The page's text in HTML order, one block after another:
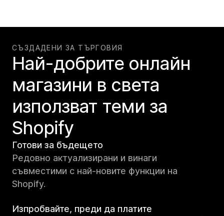
СЪЗДАДЕНИ ЗА ТЪРГОВИЯ
Най-добрите онлайн
магазини в света
използват теми за
Shopify
Готови за бъдещето
Редовно актуализирани и винаги
съвместими с най-новите функции на
Shopify.
Изпробвайте, преди да платите